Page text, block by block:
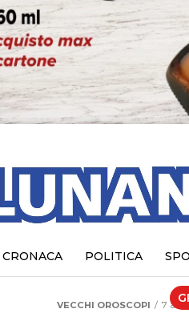
CRONACA POLITICA
VECCHI OROSCOPI 7